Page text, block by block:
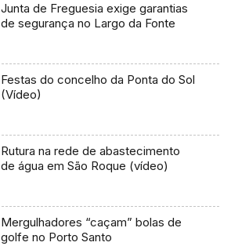
Junta de Freguesia exige garantias
de segurança no Largo da Fonte
Festas do concelho da Ponta do Sol
(Vídeo)
Rutura na rede de abastecimento
de água em São Roque (vídeo)
Mergulhadores “caçam” bolas de
golfe no Porto Santo